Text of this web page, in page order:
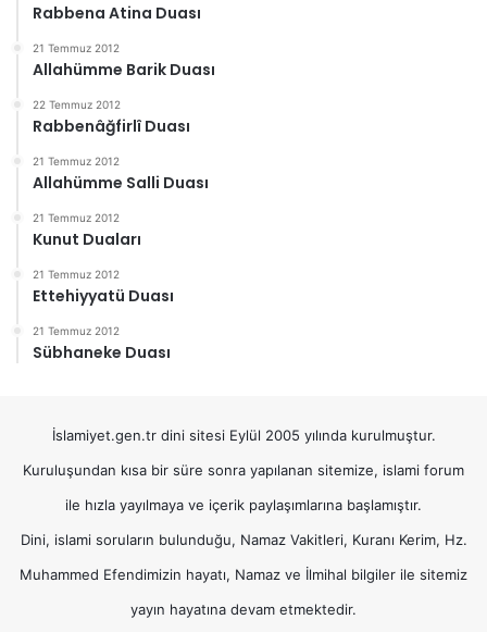
Rabbena Atina Duası
21 Temmuz 2012
Allahümme Barik Duası
22 Temmuz 2012
Rabbenâğfirlî Duası
21 Temmuz 2012
Allahümme Salli Duası
21 Temmuz 2012
Kunut Duaları
21 Temmuz 2012
Ettehiyyatü Duası
21 Temmuz 2012
Sübhaneke Duası
İslamiyet.gen.tr dini sitesi Eylül 2005 yılında kurulmuştur.
Kuruluşundan kısa bir süre sonra yapılanan sitemize, islami forum
ile hızla yayılmaya ve içerik paylaşımlarına başlamıştır.
Dini, islami soruların bulunduğu, Namaz Vakitleri, Kuranı Kerim, Hz.
Muhammed Efendimizin hayatı, Namaz ve İlmihal bilgiler ile sitemiz
yayın hayatına devam etmektedir.